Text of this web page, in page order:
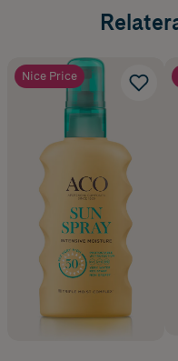
Nice Price